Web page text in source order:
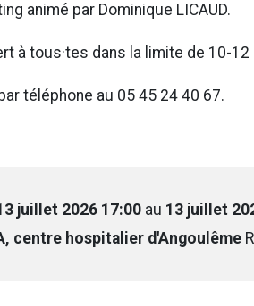
animé par Dominique LICAUD.
à tous·tes dans la limite de 10-
téléphone au 05 45 24 40 67.
juillet 2026 17:00 au 13 juillet
centre hospitalier d'Angoulême